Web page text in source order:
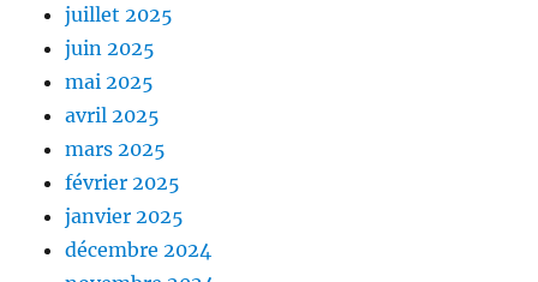
juillet 2025
juin 2025
mai 2025
avril 2025
mars 2025
février 2025
janvier 2025
décembre 2024